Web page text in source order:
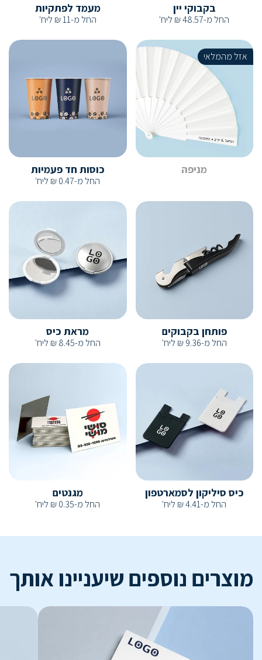
בקבוקי יין
החל מ-48.57
₪ ליח'
מעמד לפתקיות
החל מ-11
₪ ליח'
אזל מהמלאי
מניפה כוסות חד פעמיות
החל מ-0.47
₪ ליח'
פותחן בקבוקים
החל מ-9.36
₪ ליח'
מראת כיס
החל מ-8.45
₪ ליח'
כיס סיליקון לסמארטפון
החל מ-4.41
₪ ליח'
מגנטים
החל מ-0.35
₪ ליח'
מוצרים נוספים שיעניינו אותך